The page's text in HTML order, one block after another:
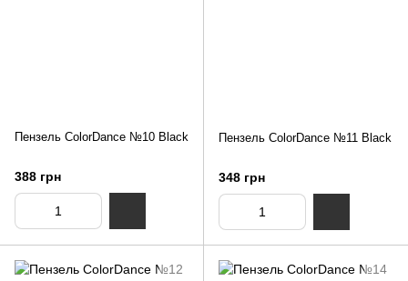
Пензель ColorDance №10 Black
388 грн
Пензель ColorDance №11 Black
348 грн